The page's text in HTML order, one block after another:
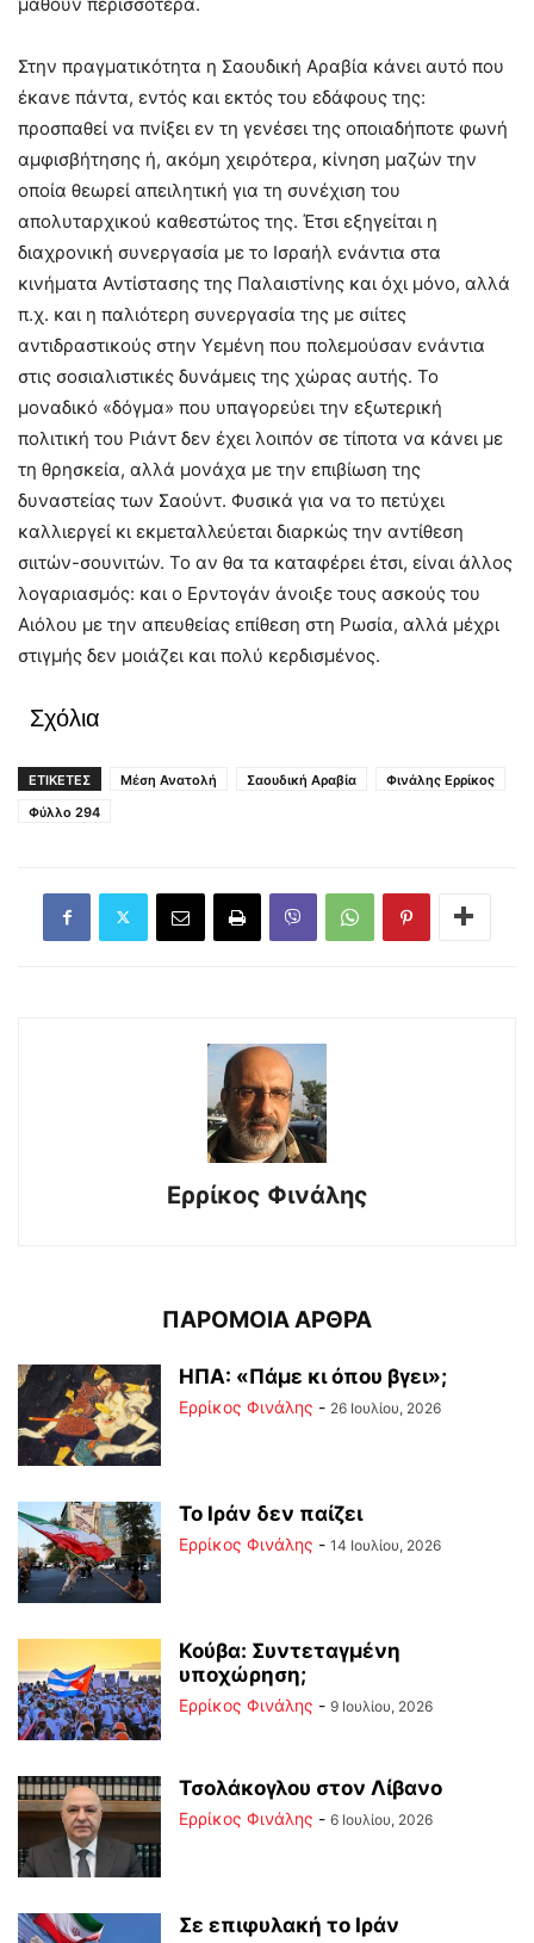
Στην πραγματικότητα η Σαουδική Αραβία κάνει αυτό που
έκανε πάντα, εντός και εκτός του εδάφους της:
προσπαθεί να πνίξει εν τη γενέσει της οποιαδήποτε φωνή
αμφισβήτησης ή, ακόμη χειρότερα, κίνηση μαζών την
οποία θεωρεί απειλητική για τη συνέχιση του
απολυταρχικού καθεστώτος της. Έτσι εξηγείται η
διαχρονική συνεργασία με το Ισραήλ ενάντια στα
κινήματα Αντίστασης της Παλαιστίνης και όχι μόνο, αλλά
π.χ. και η παλιότερη συνεργασία της με σιίτες
αντιδραστικούς στην Υεμένη που πολεμούσαν ενάντια
στις σοσιαλιστικές δυνάμεις της χώρας αυτής. Το
μοναδικό «δόγμα» που υπαγορεύει την εξωτερική
πολιτική του Ριάντ δεν έχει λοιπόν σε τίποτα να κάνει με
τη θρησκεία, αλλά μονάχα με την επιβίωση της
δυναστείας των Σαούντ. Φυσικά για να το πετύχει
καλλιεργεί κι εκμεταλλεύεται διαρκώς την αντίθεση
σιιτών-σουνιτών. Το αν θα τα καταφέρει έτσι, είναι άλλος
λογαριασμός: και ο Ερντογάν άνοιξε τους ασκούς του
Αιόλου με την απευθείας επίθεση στη Ρωσία, αλλά μέχρι
στιγμής δεν μοιάζει και πολύ κερδισμένος.
Σχόλια
ΕΤΙΚΕΤΕΣ Μέση Ανατολή Σαουδική Αραβία
Φινάλης Ερρίκος
Φύλλο 294
Ερρίκος Φινάλης
ΠΑΡΟΜΟΙΑ ΑΡΘΡΑ
ΗΠΑ: «Πάμε κι όπου βγει»;
Ερρίκος Φινάλης - 26 Ιουλίου, 2026
Το Ιράν δεν παίζει
Ερρίκος Φινάλης - 14 Ιουλίου, 2026
Κούβα: Συντεταγμένη
υποχώρηση;
Ερρίκος Φινάλης - 9 Ιουλίου, 2026
Τσολάκογλου στον Λίβανο
Ερρίκος Φινάλης - 6 Ιουλίου, 2026
Σε επιφυλακή το Ιράν